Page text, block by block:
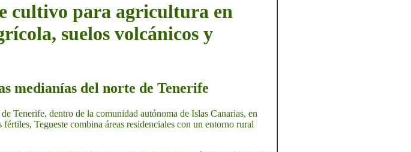
cultivo para agricultura en
suelos volcánicos y
medianías del norte de Tenerife
Tenerife, dentro de la comunidad autónoma de Islas Canarias, en
Tegueste combina áreas residenciales con un entorno rural